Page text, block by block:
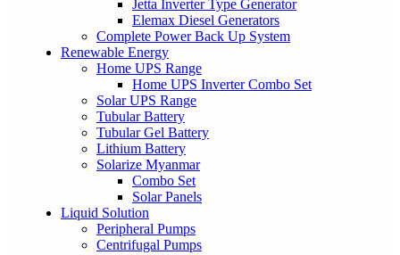
Jetta Inverter Type Generator
Elemax Diesel Generators
Complete Power Back Up System
Renewable Energy
Home UPS Range
Home UPS Inverter Combo Set
Solar UPS Range
Tubular Battery
Tubular Gel Battery
Lithium Battery
Solarize Myanmar
Combo Set
Solar Panels
Liquid Solution
Peripheral Pumps
Centrifugal Pumps